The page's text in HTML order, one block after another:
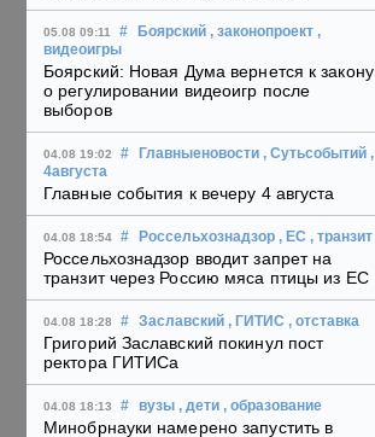
05.08 09:11 # Боярский , законопроект ,
видеоигры
Боярский: Новая Дума вернется к закону
о регулировании видеоигр после
выборов
04.08 19:02 # Главныеновости , Сутьсобытий ,
4августа
Главные события к вечеру 4 августа
04.08 18:54 # Россельхознадзор , ЕС , транзит
Россельхознадзор вводит запрет на
транзит через Россию мяса птицы из ЕС
04.08 18:28 # Заславский , ГИТИС , отставка
Григорий Заславский покинул пост
ректора ГИТИСа
04.08 18:13 # вузы , дети , образование
Минобрнауки намерено запустить в